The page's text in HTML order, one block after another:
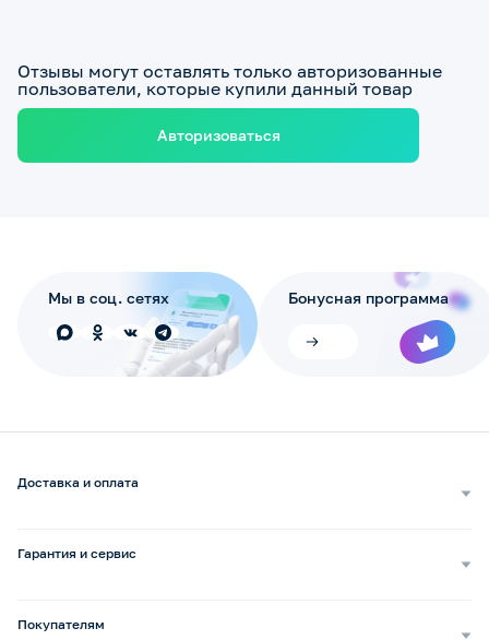
Отзывы могут оставлять только авторизованные
пользователи, которые купили данный товар
Авторизоваться
Мы в соц. сетях Бонусная программа
Доставка и оплата
Гарантия и сервис
Покупателям